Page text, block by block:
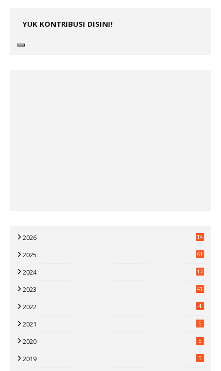
YUK KONTRIBUSI DISINI!
2026 14
2025 61
2024
17
2023 41
2022 4
2021 5
2020 5
2019 5